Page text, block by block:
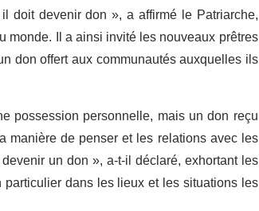
doit devenir don », a affirmé le Patriarche,
monde. Il a ainsi invité les nouveaux prêtres
don offert aux communautés auxquelles ils
possession personnelle, mais un don reçu
de penser et les relations avec les
un don », a-t-il déclaré, exhortant les
dans les lieux et les situations les